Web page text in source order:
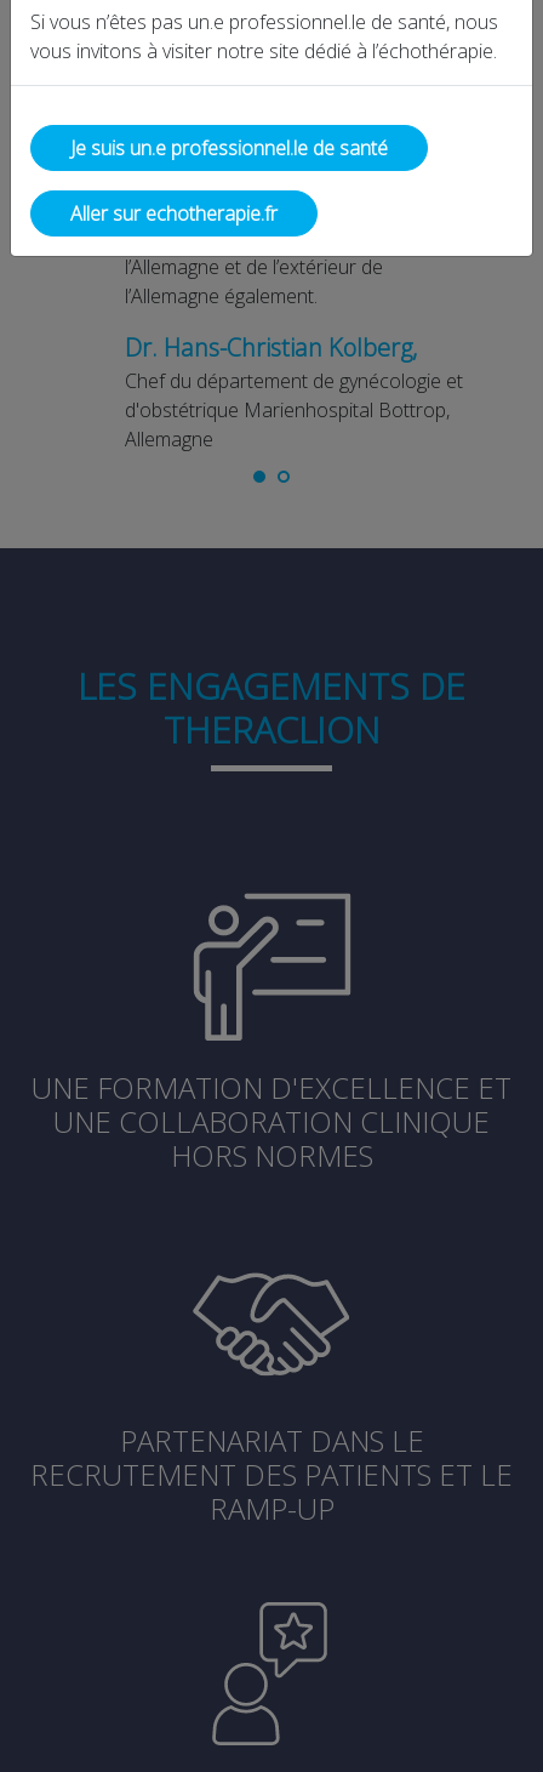
Les patients appellent de toute
l’Allemagne et de l’extérieur de
l’Allemagne également.
Dr. Hans-Christian Kolberg,
Chef du département de gynécologie et
d'obstétrique Marienhospital Bottrop,
Allemagne
LES ENGAGEMENTS DE
THERACLION
UNE FORMATION D'EXCELLENCE ET
UNE COLLABORATION CLINIQUE
HORS NORMES
PARTENARIAT DANS LE
RECRUTEMENT DES PATIENTS ET LE
RAMP-UP
Si vous n’êtes pas un.e professionnel.le de santé, nous
vous invitons à visiter notre site dédié à l’échothérapie.
Je suis un.e professionnel.le de santé
Aller sur echotherapie.fr